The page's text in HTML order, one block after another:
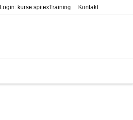
Login: kurse.spitexTraining Kontakt